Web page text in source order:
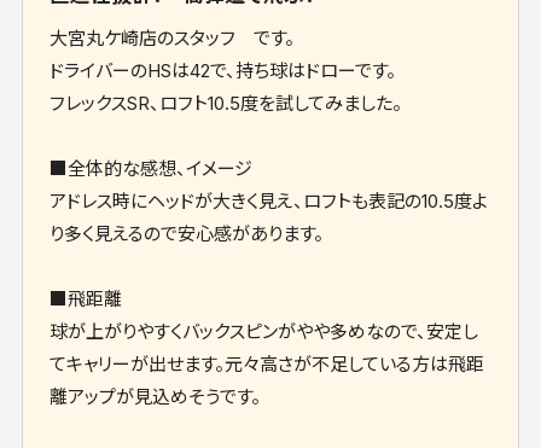
大宮丸ケ崎店のスタッフ です。
ドライバーのHSは42で、持ち球はドローです。
フレックスSR、ロフト10.5度を試してみました。
■全体的な感想、イメージ
アドレス時にヘッドが大きく見え、ロフトも表記の10.5度よ
り多く見えるので安心感があります。
■飛距離
球が上がりやすくバックスピンがやや多めなので、安定し
てキャリーが出せます。元々高さが不足している方は飛距
離アップが見込めそうです。